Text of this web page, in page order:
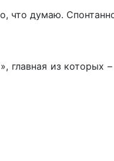
что думаю.
из которых